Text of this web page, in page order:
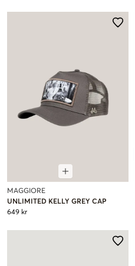
MAGGIORE
UNLIMITED KELLY GREY CAP
649 kr